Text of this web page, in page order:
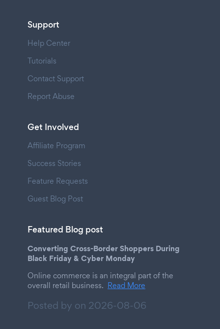
Support
Help Center
Tutorials
Contact Support
Report Abuse
Get Involved
Affiliate Program
Success Stories
Feature Requests
Guest Blog Post
Featured Blog post
Converting Cross-Border Shoppers During
Black Friday & Cyber Monday
Online commerce is an integral part of the
overall retail business. Read More
Posted by on 2026-08-06